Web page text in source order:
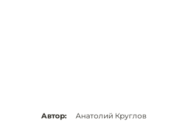
Автор: Анатолий Круглов